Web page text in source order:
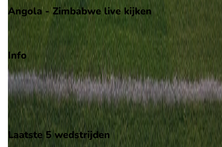
Angola - Zimbabwe live kijken
Ziggo Sport
Info
Op 26 december 2025 gaat Angola de strijd aan met
De wedstrijd wordt afgetrapt om 12:30 en wordt gespeeld in
Africa Cup of Nations.
Stadion: Stade de Marrakech
Scheidsrechter: P. Waweru
Laatste 5 wedstrijden
H2H